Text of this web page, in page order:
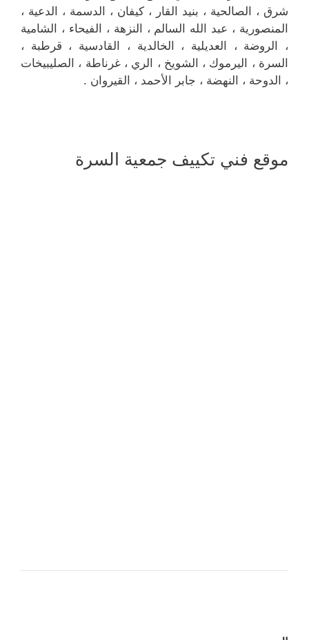
شرق ، الصالحية ، بنيد القار ، كيفان ، الدسمة ، الدعية ،
المنصورية ، عبد الله السالم ، النزهة ، الفيحاء ، الشامية
، الروضة ، العديلية ، الخالدية ، القادسية ، قرطبة ،
السرة ، اليرموك ، الشويخ ، الري ، غرناطة ، الصليبيخات
، الدوحة ، النهضة ، جابر الأحمد ، القيروان .
موقع فني تكييف جمعية السرة